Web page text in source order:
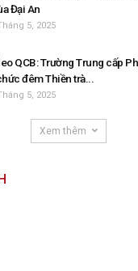
Đại An
5, 2025
QCB: Trường Trung cấp
đêm Thiền trà...
5, 2025
Xem thêm